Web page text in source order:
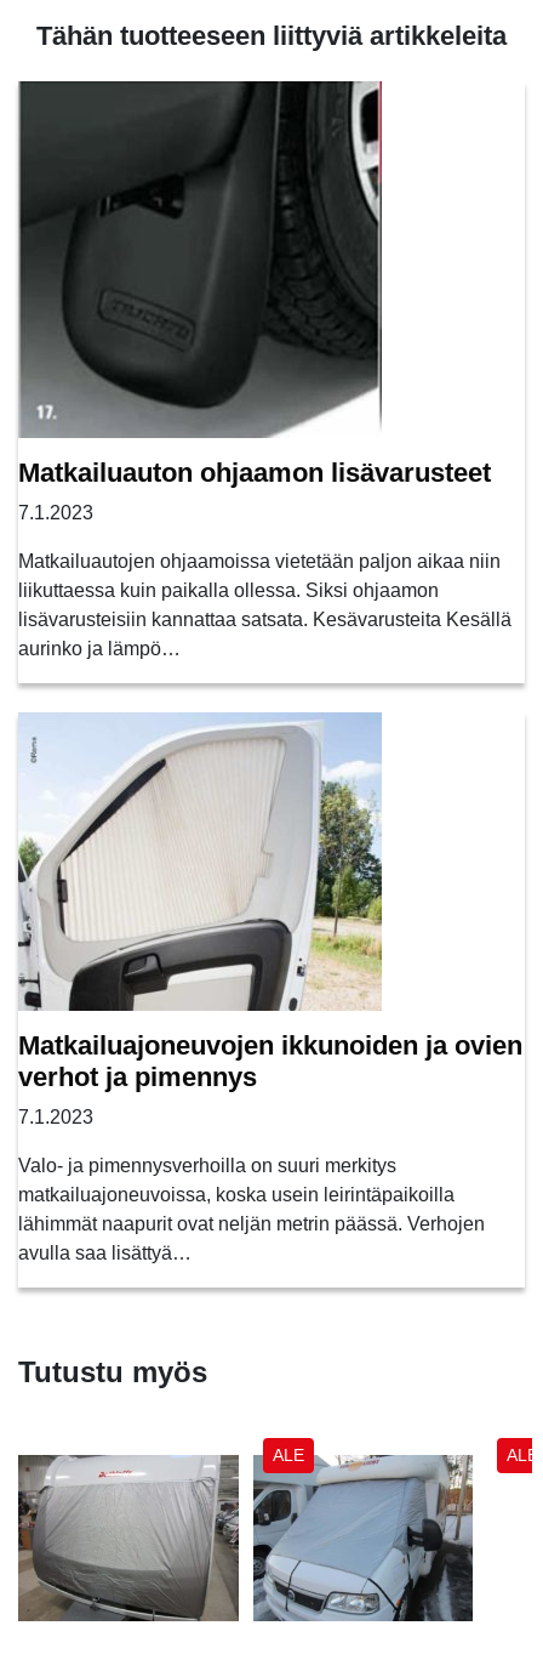
Tähän tuotteeseen liittyviä artikkeleita
Matkailuauton ohjaamon lisävarusteet
7.1.2023
Matkailuautojen ohjaamoissa vietetään paljon aikaa niin
liikuttaessa kuin paikalla ollessa. Siksi ohjaamon
lisävarusteisiin kannattaa satsata. Kesävarusteita Kesällä
aurinko ja lämpö…
Matkailuajoneuvojen ikkunoiden ja ovien
verhot ja pimennys
7.1.2023
Valo- ja pimennysverhoilla on suuri merkitys
matkailuajoneuvoissa, koska usein leirintäpaikoilla
lähimmät naapurit ovat neljän metrin päässä. Verhojen
avulla saa lisättyä…
Tutustu myös
ALE ALE